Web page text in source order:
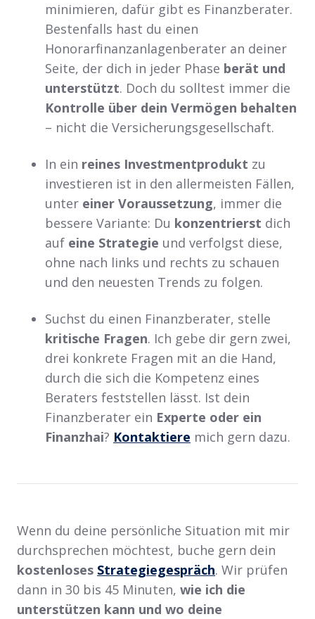
minimieren, dafür gibt es Finanzberater.
Bestenfalls hast du einen
Honorarfinanzanlagenberater an deiner
Seite, der dich in jeder Phase berät und
unterstützt. Doch du solltest immer die
Kontrolle über dein Vermögen behalten
– nicht die Versicherungsgesellschaft.
In ein reines Investmentprodukt zu
investieren ist in den allermeisten Fällen,
unter einer Voraussetzung, immer die
bessere Variante: Du konzentrierst dich
auf eine Strategie und verfolgst diese,
ohne nach links und rechts zu schauen
und den neuesten Trends zu folgen.
Suchst du einen Finanzberater, stelle
kritische Fragen. Ich gebe dir gern zwei,
drei konkrete Fragen mit an die Hand,
durch die sich die Kompetenz eines
Beraters feststellen lässt. Ist dein
Finanzberater ein Experte oder ein
Finanzhai? Kontaktiere mich gern dazu.
Wenn du deine persönliche Situation mit mir
durchsprechen möchtest, buche gern dein
kostenloses Strategiegespräch. Wir prüfen
dann in 30 bis 45 Minuten, wie ich die
unterstützen kann und wo deine